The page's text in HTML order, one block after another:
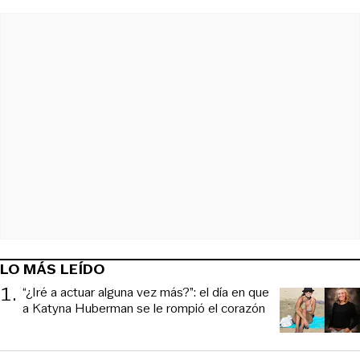
LO MÁS LEÍDO
1. “¿Iré a actuar alguna vez más?”: el día en que
a Katyna Huberman se le rompió el corazón